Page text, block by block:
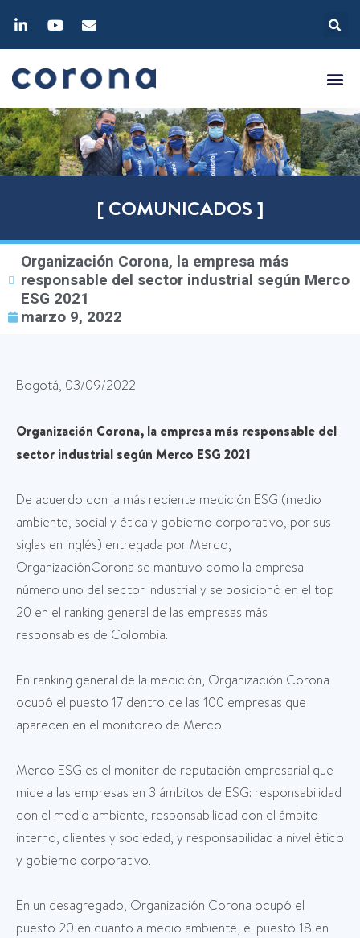
[ COMUNICADOS ]
Organización Corona, la empresa más
responsable del sector industrial según Merco
ESG 2021
marzo 9, 2022
Bogotá, 03/09/2022
Organización Corona, la empresa más responsable del
sector industrial según Merco ESG 2021
De acuerdo con la más reciente medición ESG (medio
ambiente, social y ética y gobierno corporativo, por sus
siglas en inglés) entregada por Merco,
OrganizaciónCorona se mantuvo como la empresa
número uno del sector Industrial y se posicionó en el top
20 en el ranking general de las empresas más
responsables de Colombia.
En ranking general de la medición, Organización Corona
ocupó el puesto 17 dentro de las 100 empresas que
aparecen en el monitoreo de Merco.
Merco ESG es el monitor de reputación empresarial que
mide a las empresas en 3 ámbitos de ESG: responsabilidad
con el medio ambiente, responsabilidad con el ámbito
interno, clientes y sociedad, y responsabilidad a nivel ético
y gobierno corporativo.
En un desagregado, Organización Corona ocupó el
puesto 20 en cuanto a medio ambiente, el puesto 18 en